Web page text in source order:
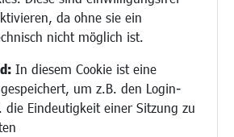
da ohne sie ein
nicht möglich ist.
In diesem Cookie ist eine
um z.B. den Login-
die Eindeutigkeit einer Sitzung zu